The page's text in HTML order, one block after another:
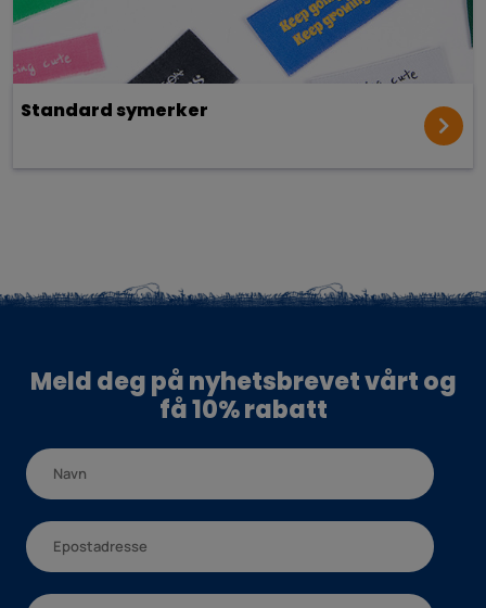
Standard symerker
Meld deg på nyhetsbrevet vårt og
få 10% rabatt